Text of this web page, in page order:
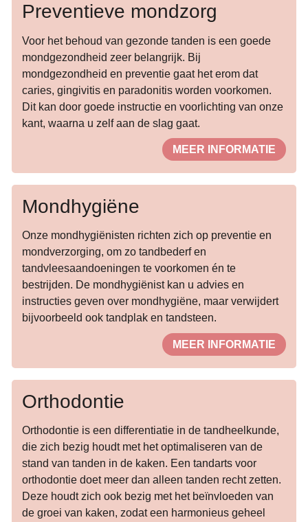
Preventieve mondzorg
Voor het behoud van gezonde tanden is een goede
mondgezondheid zeer belangrijk. Bij
mondgezondheid en preventie gaat het erom dat
caries, gingivitis en paradonitis worden voorkomen.
Dit kan door goede instructie en voorlichting van onze
kant, waarna u zelf aan de slag gaat.
MEER INFORMATIE
Mondhygiëne
Onze mondhygiënisten richten zich op preventie en
mondverzorging, om zo tandbederf en
tandvleesaandoeningen te voorkomen én te
bestrijden. De mondhygiënist kan u advies en
instructies geven over mondhygiëne, maar verwijdert
bijvoorbeeld ook tandplak en tandsteen.
MEER INFORMATIE
Orthodontie
Orthodontie is een differentiatie in de tandheelkunde,
die zich bezig houdt met het optimaliseren van de
stand van tanden in de kaken. Een tandarts voor
orthodontie doet meer dan alleen tanden recht zetten.
Deze houdt zich ook bezig met het beïnvloeden van
de groei van kaken, zodat een harmonieus geheel